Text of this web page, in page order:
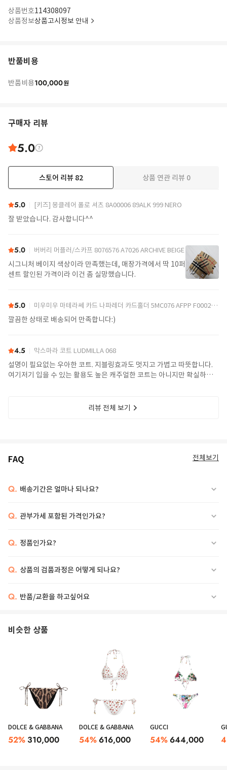
ABSTRACT PRINT BIKINI
상품번호114308097
상품정보상품고시정보 안내
반품비용
반품비용100,000원
구매자 리뷰
5.0
스토어 리뷰 82 상품 연관 리뷰 0
5.0 [키즈] 몽클레어 폴로 셔츠 8A00006 89ALK 999 NERO
잘 받았습니다. 감사합니다^^
5.0 버버리 머플러/스카프 8076576 A7026 ARCHIVE BEIGE
시그니처 베이지 색상이라 만족했는데, 매장가격에서 딱 10퍼
센트 할인된 가격이라 이건 좀 실망했습니다.
5.0 미우미우 마테라쎄 카드 나파레더 카드홀더 5MC076 AFPP F0002 NERO
깔끔한 상태로 배송되어 만족합니다:)
4.5 막스마라 코트 LUDMILLA 068
설명이 필요없는 우아한 코트. 지블링효과도 멋지고 가볍고 따뜻합니다.
여기저기 입을 수 있는 활용도 높은 캐주얼한 코트는 아니지만 확실하게
해 보입니다. 넉넉한 사이즈가 더 예쁨. 토실한데 키작은분은 비추.
리뷰 전체 보기
FAQ 전체보기
Q. 배송기간은 얼마나 되나요?
Q. 관부가세 포함된 가격인가요?
Q. 정품인가요?
Q. 상품의 검품과정은 어떻게 되나요?
Q. 반품/교환을 하고싶어요
비슷한 상품
DOLCE & GABBANA
52% 310,000
DOLCE & GABBANA
54%616,000
GUCCI
54%644,000